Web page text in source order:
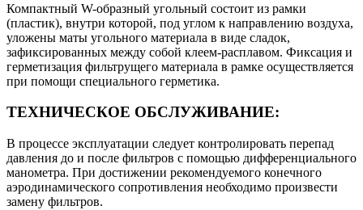
Компактный W-образный угольный состоит из рамки
(пластик), внутри которой, под углом к направлению воздуха,
уложены маты угольного материала в виде сладок,
зафиксированных между собой клеем-расплавом. Фиксация и
герметизация фильтрущего материала в рамке осуществляется
при помощи специального герметика.
ТЕХНИЧЕСКОЕ ОБСЛУЖИВАНИЕ:
В процессе эксплуатации следует контролировать перепад
давления до и после фильтров с помощью дифференциального
манометра. При достижении рекомендуемого конечного
аэродинамического сопротивления необходимо произвести
замену фильтров.